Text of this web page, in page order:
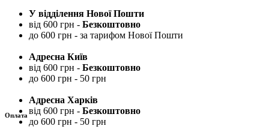
У відділення Нової Пошти
від 600 грн - Безкоштовно
до 600 грн - за тарифом Нової Пошти
Адресна Київ
від 600 грн - Безкоштовно
до 600 грн - 50 грн
Адресна Харків
від 600 грн - Безкоштовно
до 600 грн - 50 грн
Оплата